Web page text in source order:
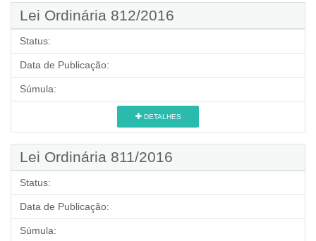
Lei Ordinária 812/2016
Status:
Data de Publicação:
Súmula:
DETALHES
Lei Ordinária 811/2016
Status:
Data de Publicação:
Súmula: